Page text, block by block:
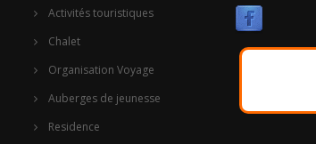
Activités touristiques
Chalet
Organisation Voyage
Auberges de jeunesse
Residence